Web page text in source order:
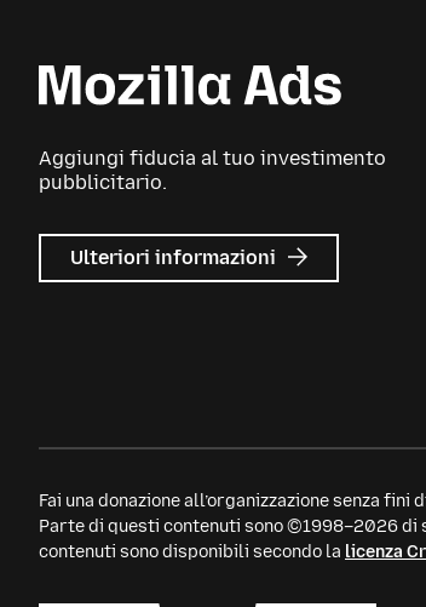
Aggiungi fiducia al tuo investimento
pubblicitario.
Ulteriori informazioni su
Mozilla
Fai una donazione all’organizzazione senza fini
Parte di questi contenuti sono ©1998–2026
contenuti sono disponibili secondo la licenza